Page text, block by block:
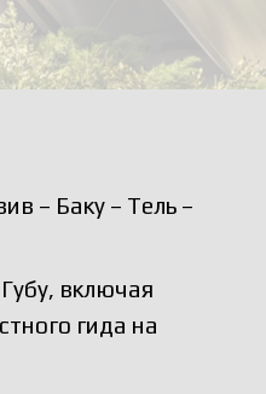
– Баку – Тель –
включая
гида на